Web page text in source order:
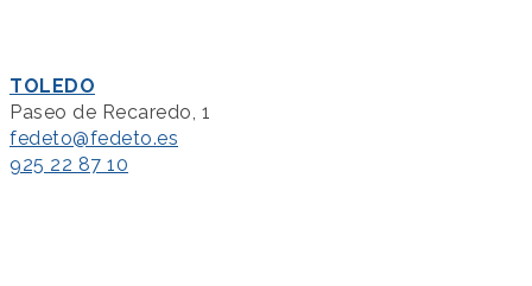
TOLEDO
Paseo de Recaredo, 1
fedeto@fedeto.es
925 22 87 10